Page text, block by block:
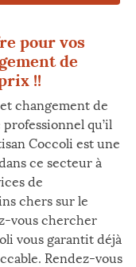
pour vos
de
!!
changement de
qu’il
Coccoli est une
ce secteur à
de
chers sur le
vous chercher
vous garantit déjà
Rendez-vous